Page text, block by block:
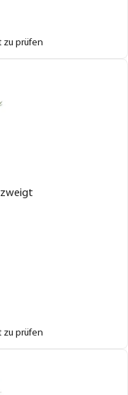
zu prüfen
zu prüfen